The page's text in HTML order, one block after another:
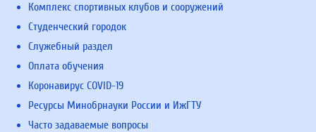
Комплекс спортивных клубов и сооружений
Студенческий городок
Служебный раздел
Оплата обучения
Коронавирус COVID-19
Ресурсы Минобрнауки России и ИжГТУ
Часто задаваемые вопросы